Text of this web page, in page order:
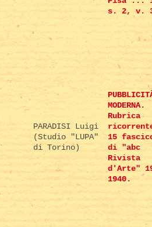
s. 2, v.
PARADISI Luigi
(Studio "LUPA"
di Torino)
MODERNA.
Rubrica
15
di "abc
Rivista
d'Arte"
1940.